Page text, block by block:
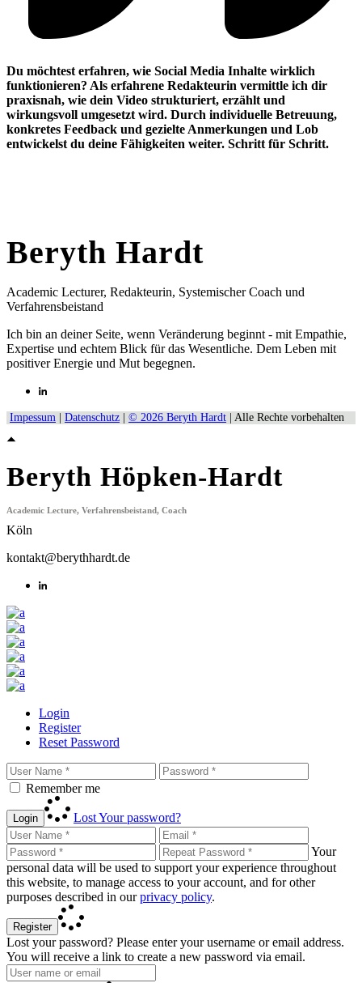
Du möchtest erfahren, wie Social Media Inhalte wirklich
funktionieren? Als erfahrene Redakteurin vermittle ich dir
praxisnah, wie dein Video strukturiert, erzählt und
wirkungsvoll umgesetzt wird. Durch individuelle Betreuung,
konkretes Feedback und gezielte Anmerkungen und Lob
entwickelst du deine Fähigkeiten weiter. Schritt für Schritt.
Beryth Hardt
Academic Lecturer, Redakteurin, Systemischer Coach und
Verfahrensbeistand
Ich bin an deiner Seite, wenn Veränderung beginnt - mit Empathie,
Expertise und echtem Blick für das Wesentliche. Dem Leben mit
positiver Energie und Mut begegnen.
Impessum Datenschutz © 2026 Beryth Hardt | Alle Rechte vorbehalten
Beryth Höpken-Hardt
Academic Lecture, Verfahrensbeistand, Coach
Köln
kontakt@berythhardt.de
Login
Register
Reset Password
Remember me
Login Lost Your password?
Your
personal data will be used to support your experience throughout
this website, to manage access to your account, and for other
purposes described in ourprivacy policy.
Register
Lost your password? Please enter your username or email address.
You will receive a link to create a new password via email.